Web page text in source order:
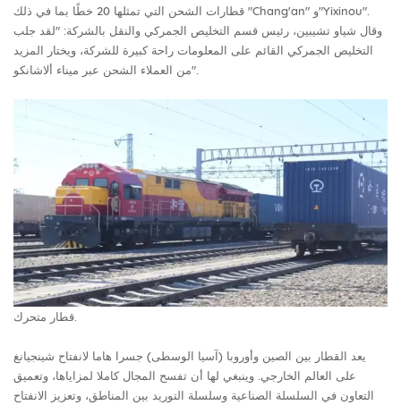
قطارات الشحن التي تمثلها 20 خطًا بما في ذلك "Chang'an" و"Yixinou".
وقال شياو تشيبين، رئيس قسم التخليص الجمركي والنقل بالشركة: "لقد جلب
التخليص الجمركي القائم على المعلومات راحة كبيرة للشركة، ويختار المزيد
من العملاء الشحن عبر ميناء ألاشانكو".
يعد القطار بين الصين وأوروبا (آسيا الوسطى) جسرا هاما لانفتاح شينجيانغ
على العالم الخارجي. وينبغي لها أن تفسح المجال كاملا لمزاياها، وتعميق
التعاون في السلسلة الصناعية وسلسلة التوريد بين المناطق، وتعزيز الانفتاح